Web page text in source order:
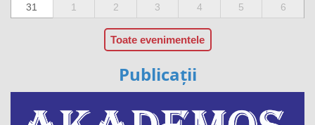
31
1 2 3 4 5 6
Toate evenimentele
Publicații